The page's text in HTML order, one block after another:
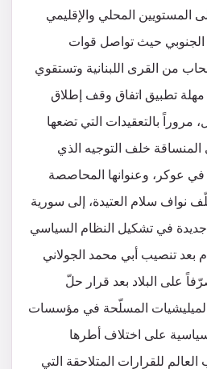
المستويين المحلي والإقليمي
الجنوبي حيث تواصل قوات
من القرى اللبنانية وتستقوي
مهلة تطبيق اتفاق وقف إطلاق
المقبل، مروراً بالتعقيدات التي تضعها
المنساقة خلف التوجيه الذي
في عوكر، وعنوانها المحاصصة
نواف سلام العتيدة، إلى سورية
جديدة في تشكيل النظام السياسي
بعد تنصيب أبي محمد الجولاني
على البلاد بعد قرار حلّ
المسلّحة في مؤسسات
على اختلاف أطرها
للقرارات المتلاحقة التي